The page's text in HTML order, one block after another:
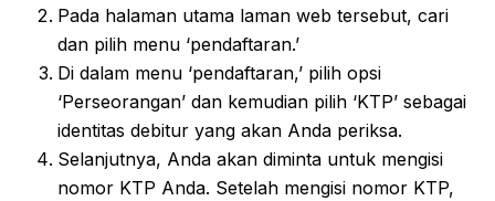
Pada halaman utama laman web tersebut, cari
dan pilih menu ‘pendaftaran.’
Di dalam menu ‘pendaftaran,’ pilih opsi
‘Perseorangan’ dan kemudian pilih ‘KTP’ sebagai
identitas debitur yang akan Anda periksa.
Selanjutnya, Anda akan diminta untuk mengisi
nomor KTP Anda. Setelah mengisi nomor KTP,